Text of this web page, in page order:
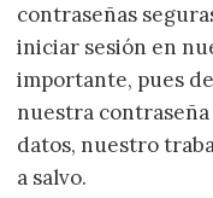
contraseñas
iniciar sesión en
importante, pues
nuestra
datos, nuestro
a salvo.